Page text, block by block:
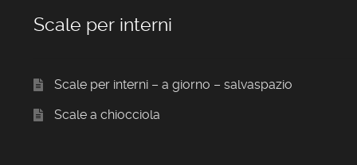
Scale per interni
Scale per interni – a giorno – salvaspazio
Scale a chiocciola